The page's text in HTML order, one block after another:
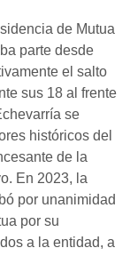
de Mutua
parte desde
el salto
sus 18 al frente
se
históricos del
de la
En 2023, la
por unanimidad
por su
a la entidad, a